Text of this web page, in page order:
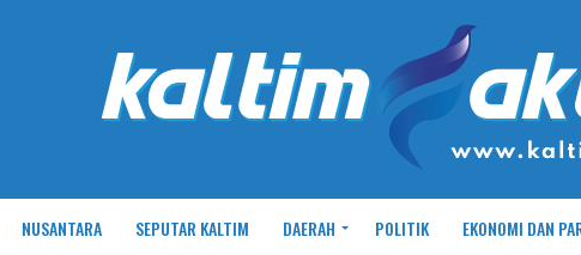
NUSANTARA SEPUTAR KALTIM DAERAH POLITIK EKONOMI DAN